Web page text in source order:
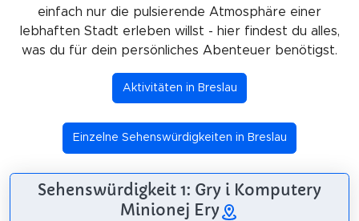
einfach nur die pulsierende Atmosphäre einer
lebhaften Stadt erleben willst - hier findest du alles,
was du für dein persönliches Abenteuer benötigst.
Aktivitäten in Breslau
Einzelne Sehenswürdigkeiten in Breslau
Sehenswürdigkeit 1: Gry i Komputery
Minionej Ery